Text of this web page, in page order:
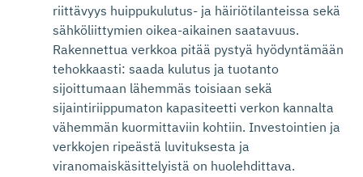
riittävyys huippukulutus- ja häiriötilanteissa sekä
sähköliittymien oikea-aikainen saatavuus.
Rakennettua verkkoa pitää pystyä hyödyntämään
tehokkaasti: saada kulutus ja tuotanto
sijoittumaan lähemmäs toisiaan sekä
sijaintiriippumaton kapasiteetti verkon kannalta
vähemmän kuormittaviin kohtiin. Investointien ja
verkkojen ripeästä luvituksesta ja
viranomaiskäsittelyistä on huolehdittava.